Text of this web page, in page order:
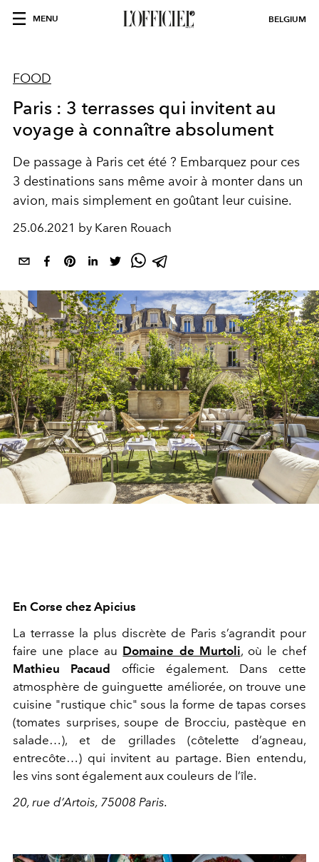
MENU BELGIUM
FOOD
Paris : 3 terrasses qui invitent au
voyage à connaître absolument
De passage à Paris cet été ? Embarquez pour ces
3 destinations sans même avoir à monter dans un
avion, mais simplement en goûtant leur cuisine.
25.06.2021 by Karen Rouach
En Corse chez Apicius
La terrasse la plus discrète de Paris s’agrandit pour
faire une place au Domaine de Murtoli, où le chef
Mathieu Pacaud officie également. Dans cette
atmosphère de guinguette améliorée, on trouve une
cuisine "rustique chic" sous la forme de tapas corses
(tomates surprises, soupe de Brocciu, pastèque en
salade…), et de grillades (côtelette d’agneau,
entrecôte…) qui invitent au partage. Bien entendu,
les vins sont également aux couleurs de l’île.
20, rue d’Artois, 75008 Paris.